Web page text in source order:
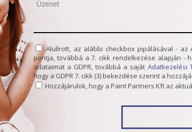
Alulírott, az alábbi checkbox pipálásával - az
pontja, továbbá a 7. cikk rendelkezése alapján -
adataimat a GDPR, továbbá a saját Adatkezelési
hogy a GDPR 7. cikk (3) bekezdése szerint a
Hozzájárulok, hogy a Paint Partners Kft az